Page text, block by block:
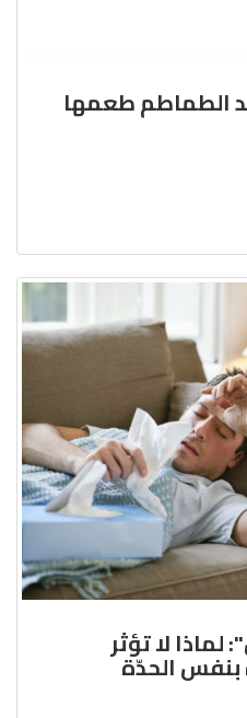
الطماطم طعمها
لماذا لا تؤثر
بنفس الحدّة